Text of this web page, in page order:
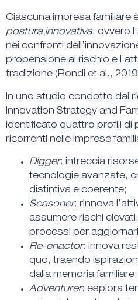
Ciascuna impresa familiare
postura innovativa, ovvero
nei confronti
propensione al rischio e l’
tradizione (Rondi et al.,
In uno studio condotto dai
Innovation Strategy and
identificato quattro profili di
ricorrenti nelle imprese
Digger: intreccia
tecnologie avanzate,
distintiva e coerente;
Seasoner: rinnova
assumere rischi
processi per
Re-enactor: innova
quo, traendo
dalla memoria familiare;
Adventurer: esplora